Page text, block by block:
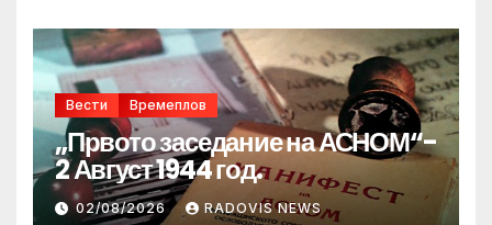
Вести Времеплов
„Првото заседание на АСНОМ“-
2 Август 1944 год.
02/08/2026 RADOVIS NEWS